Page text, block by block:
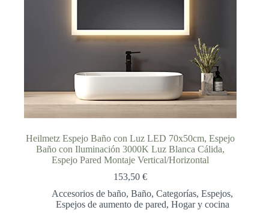
Heilmetz Espejo Baño con Luz LED 70x50cm, Espejo
Baño con Iluminación 3000K Luz Blanca Cálida,
Espejo Pared Montaje Vertical/Horizontal
153,50€
Accesorios de baño,Baño,Categorías,Espejos,
Espejos de aumento de pared, Hogar y cocina